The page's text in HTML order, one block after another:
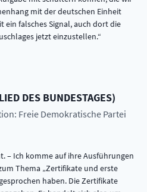
mit der deutschen Einheit
ein falsches Signal, auch dort die
jetzt einzustellen.
DES BUNDESTAGES)
Freie Demokratische Partei
– Ich komme auf ihre Ausführungen
Thema „Zertifikate und erste
haben. Die Zertifikate